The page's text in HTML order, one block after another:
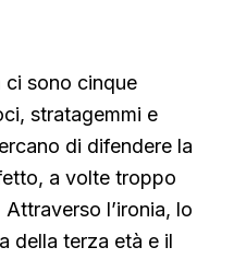
ci sono cinque
stratagemmi e
di difendere la
a volte troppo
l’ironia, lo
della terza età e il